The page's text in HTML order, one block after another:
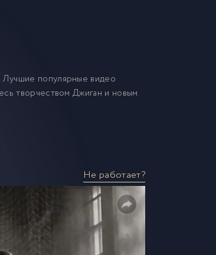
Лучшие популярные видео
творчеством Джиган и новым
Не работает?